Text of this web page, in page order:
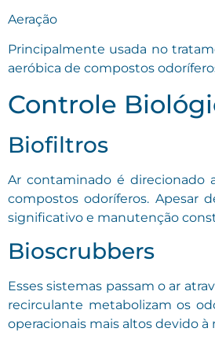
Aeração
Principalmente usada no
aeróbica de compostos
Controle
Biofiltros
Ar contaminado é direcionado
compostos odoríferos. Apesar
significativo e manutenção
Bioscrubbers
Esses sistemas passam o ar
recirculante metabolizam os
operacionais mais altos devido